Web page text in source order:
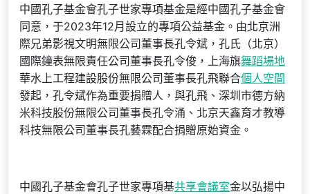
中國孔子基金會孔子世家專項基金是經中國孔子基金會
同意，于2023年12月設立的專項公益基金。由北京洲
際兄弟影視文明無限公司董事長孔令斌，孔氏（北京）
國際鐘表無限責任公司董事長孔令俊，上海旗舞蹈場地
華水上工程建設股份無限公司董事長孔飛聯合個人空間
發起，孔令斌作為重要捐贈人，與孔飛、深圳市德方納
米科技股份無限公司董事長孔令涌、北京天鑫育才教導
科技無限公司董事長孔藝霖配合捐贈原始資金。
中國孔子基金會孔子世家專項基共享會議室金以弘揚中